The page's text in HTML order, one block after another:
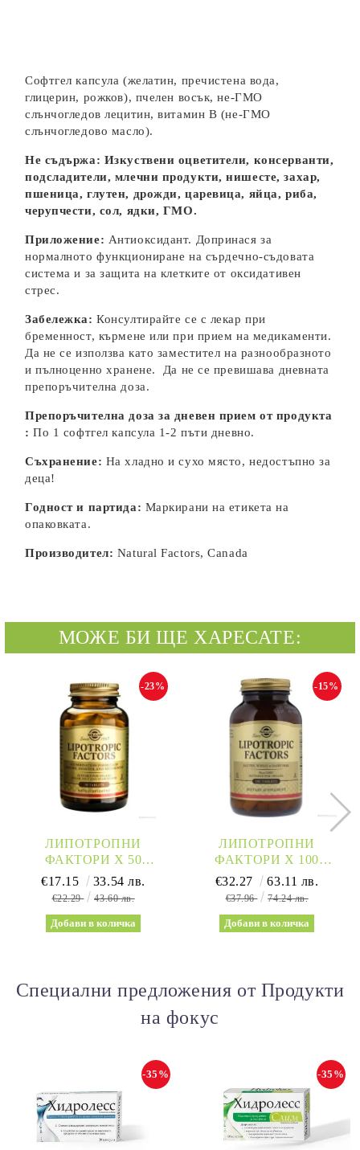
Софтгел капсула (желатин, пречистена вода,
глицерин, рожков), пчелен восък, не-ГМО
слънчогледов лецитин, витамин В (не-ГМО
слънчогледово масло).
Не съдържа: Изкуствени оцветители, консерванти,
подсладители, млечни продукти, нишесте, захар,
пшеница, глутен, дрожди, царевица, яйца, риба,
черупчести, сол, ядки, ГМО.
Приложение: Антиоксидант. Допринася за
нормалното функциониране на сърдечно-съдовата
система и за защита на клетките от оксидативен
стрес.
Забележка:Консултирайте се с лекар при
бременност, кърмене или при прием на медикаменти.
Да не се използва като заместител на разнообразното
и пълноценно хранене. Да не се превишава дневната
препоръчителна доза.
Препоръчителна доза за дневен прием от продукта
: По 1 софтгел капсула 1-2 пъти дневно.
Съхранение: На хладно и сухо място, недостъпно за
деца!
Годност и партида: Маркирани на етикета на
опаковката.
Производител: Natural Factors, Canada
МОЖЕ БИ ЩЕ ХАРЕСАТЕ:
ЛИПОТРОПНИ
ФАКТОРИ Х 50
ТАБЛЕТКИ СОЛГАР |
LIPOTROPIC FACTORS
-23%
€17.15 33.54 лв.
€22.29 43.60 лв.
ЛИПОТРОПНИ
ФАКТОРИ Х 100
ТАБЛЕТКИ СОЛГАР |
LIPOTROPIC FACTORS
-15%
€32.27 63.11 лв.
€37.96 74.24 лв.
Специални предложения от Продукти
на фокус
-35% -35%